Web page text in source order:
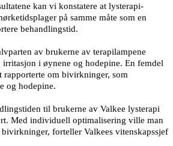
kan vi konstatere at lysterapi-
på samme måte som en
behandlingstid.
av brukerne av terapilampene
i øynene og hodepine. En femdel
rapporterte om bivirkninger, som
og hodepine.
til brukerne av Valkee lysterapi
Med individuell optimalisering ville man
forteller Valkees vitenskapssjef